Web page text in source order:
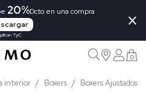
20%Dcto en una compra
TyC
×
0
interior Boxers Boxers Ajustados